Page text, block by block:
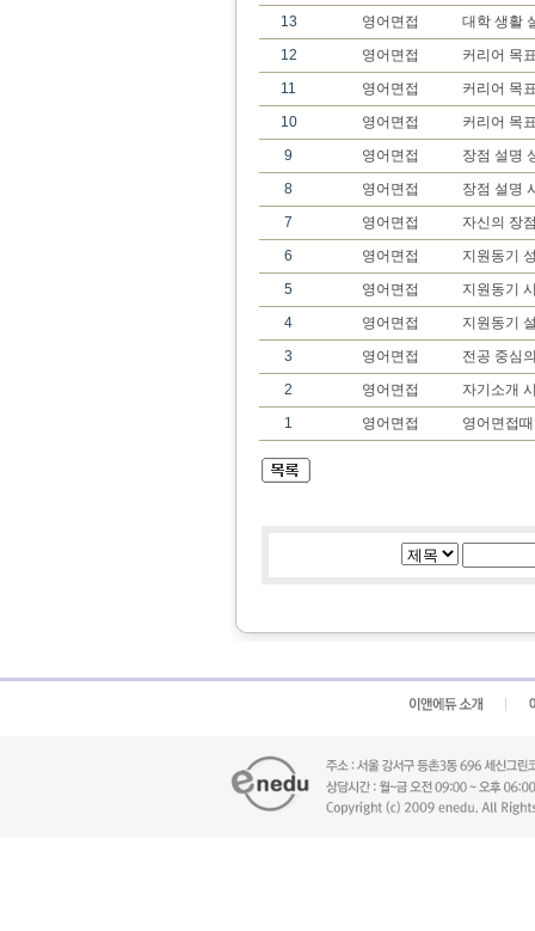
13
영어면접
대학 생활
12
영어면접
커리어 목
11
영어면접
커리어 목
10
영어면접
커리어 목
9
영어면접
장점 설명
8
영어면접
장점 설명
7
영어면접
자신의 장
6
영어면접
지원동기
5
영어면접
지원동기
4
영어면접
지원동기
3
영어면접
전공 중심
2
영어면접
자기소개
1
영어면접 영어면접